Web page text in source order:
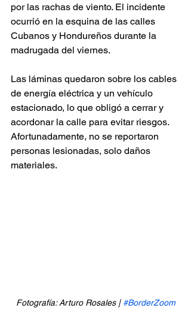
por las rachas de viento. El incidente
ocurrió en la esquina de las calles
Cubanos y Hondureños durante la
madrugada del viernes.
Las láminas quedaron sobre los cables
de energía eléctrica y un vehículo
estacionado, lo que obligó a cerrar y
acordonar la calle para evitar riesgos.
Afortunadamente, no se reportaron
personas lesionadas, solo daños
materiales.
Fotografía: Arturo Rosales | #BorderZoom